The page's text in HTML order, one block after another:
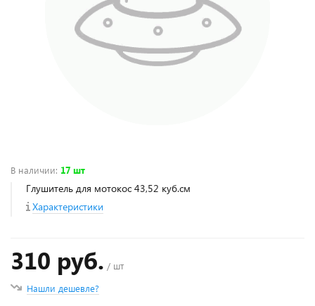
В наличии: 17 шт
Глушитель для мотокос 43,52 куб.см
Характеристики
310 руб. / шт
Нашли дешевле?